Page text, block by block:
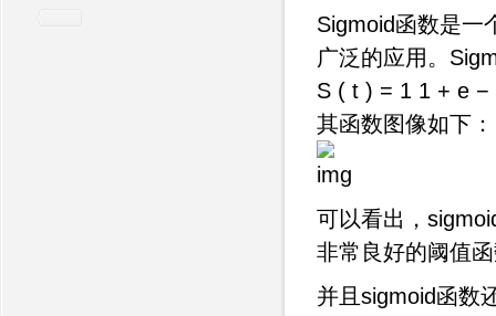
Sigmoid函数是一
广泛的应用。
S ( t ) = 1 1 + e
其函数图像如下：
可以看出，
非常良好的阈值
并且sigmoid函数